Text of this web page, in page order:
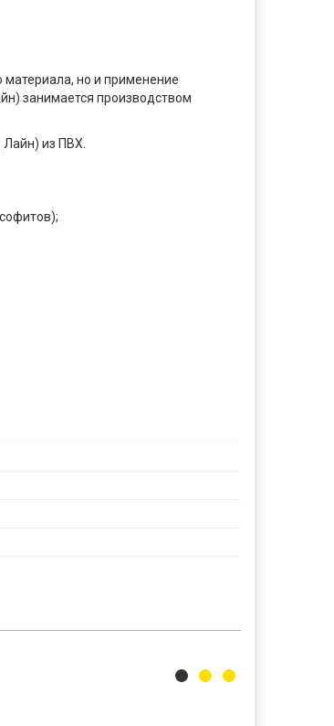
материала, но и применение
занимается производством
Лайн) из ПВХ.